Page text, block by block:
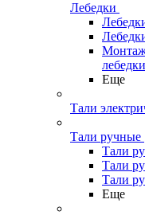
Лебедки
Еще
Тали
Тали ручные
Тали
Тали
Тали
Еще